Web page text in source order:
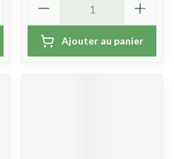
Ajouter au panier